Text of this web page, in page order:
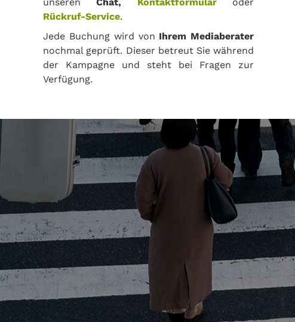
Rückruf-Service.
Jede Buchung wird von Ihrem Mediaberater
nochmal geprüft. Dieser betreut Sie während
der Kampagne und steht bei Fragen zur
Verfügung.